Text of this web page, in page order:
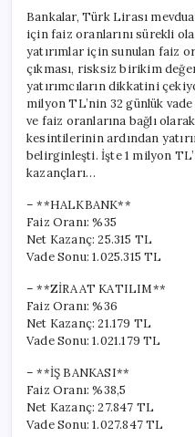
Bankalar, Türk Lirası
için faiz oranlarını sürekli
yatırımlar için sunulan faiz
çıkması, risksiz birikim
yatırımcıların dikkatini
milyon TL’nin 32 günlük
ve faiz oranlarına bağlı
kesintilerinin ardından
belirginleşti. İşte 1 milyon
kazançları…
– **HALKBANK**
Faiz Oranı: %35
Net Kazanç: 25.315 TL
Vade Sonu: 1.025.315 TL
– **ZİRAAT KATILIM**
Faiz Oranı: %36
Net Kazanç: 21.179 TL
Vade Sonu: 1.021.179 TL
– **İŞ BANKASI**
Faiz Oranı: %38,5
Net Kazanç: 27.847 TL
Vade Sonu: 1.027.847 TL